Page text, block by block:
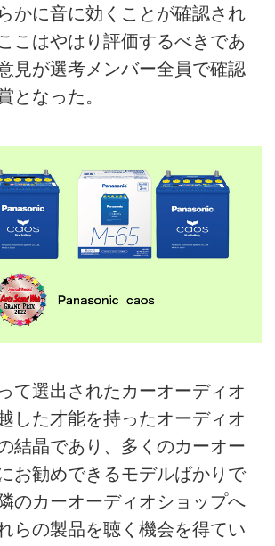
かに音に効くことが確認され
こはやはり評価するべきであ
見が選考メンバー全員で確認
となった。
て選出されたカーオーディオ
した才能を持ったオーディオ
結晶であり、多くのカーオー
お勧めできるモデルばかりで
のカーオーディオショップへ
らの製品を聴く機会を得てい